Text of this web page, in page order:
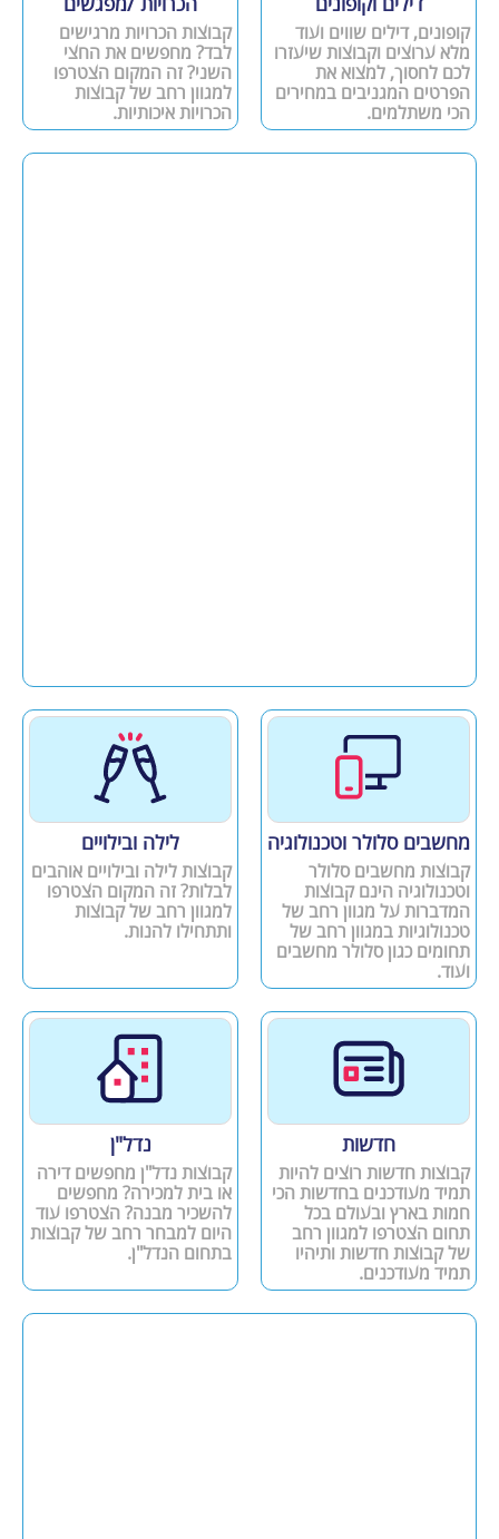
קופונים, דילים שווים ועוד
מלא ערוצים וקבוצות שיעזרו
לכם לחסוך, למצוא את
הפרטים המגניבים במחירים
הכי משתלמים.
קבוצות הכרויות מרגישים
לבד? מחפשים את החצי
השני? זה המקום הצטרפו
למגוון רחב של קבוצות
הכרויות איכותיות.
מחשבים סלולר וטכנולוגיה
קבוצות מחשבים סלולר
וטכנולוגיה הינם קבוצות
המדברות על מגוון רחב של
טכנולוגיות במגוון רחב של
תחומים כגון סלולר מחשבים
ועוד.
לילה ובילויים
קבוצות לילה ובילויים אוהבים
לבלות? זה המקום הצטרפו
למגוון רחב של קבוצות
ותתחילו להנות.
חדשות
קבוצות חדשות רוצים להיות
תמיד מעודכנים בחדשות הכי
חמות בארץ ובעולם בכל
תחום הצטרפו למגוון רחב
של קבוצות חדשות ותיהיו
תמיד מעודכנים.
נדל"ן
קבוצות נדל"ן מחפשים דירה
או בית למכירה? מחפשים
להשכיר מבנה? הצטרפו עוד
היום למבחר רחב של קבוצות
בתחום הנדל"ן.